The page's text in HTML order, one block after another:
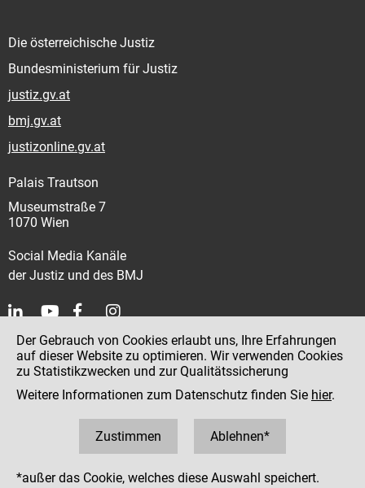
Die österreichische Justiz
Bundesministerium für Justiz
justiz.gv.at
bmj.gv.at
justizonline.gv.at
Palais Trautson
Museumstraße 7
1070 Wien
Social Media Kanäle
der Justiz und des BMJ
Kontakt
Impressum
Datenschutz
Hinweisgeber:innenplattform (für Mitarbeiter:innen)
Der Gebrauch von Cookies erlaubt uns, Ihre Erfahrungen
auf dieser Website zu optimieren. Wir verwenden Cookies
zu Statistikzwecken und zur Qualitätssicherung
Weitere Informationen zum Datenschutz finden Sie hier.
Zustimmen Ablehnen*
*außer das Cookie, welches diese Auswahl speichert.